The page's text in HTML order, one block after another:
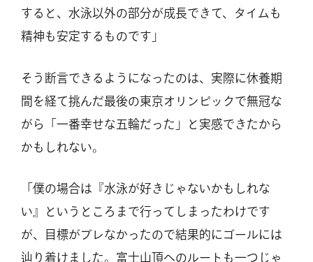
すると、水泳以外の部分が成長できて、タイムも
精神も安定するものです」
そう断言できるようになったのは、実際に休養期
間を経て挑んだ最後の東京オリンピックで無冠な
がら「一番幸せな五輪だった」と実感できたから
かもしれない。
「僕の場合は『水泳が好きじゃないかもしれな
い』というところまで行ってしまったわけです
が、目標がブレなかったので結果的にゴールには
辿り着けました。富士山頂へのルートも一つじゃ